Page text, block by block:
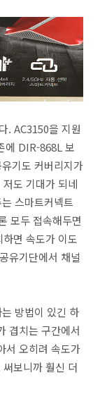
. AC3150을 지원
에 DIR-868L 보
기도 커버리지가
도 기대가 되네
스마트커넥트
모두 접속해두면
면 속도가 이도
유기단에서 채널
방법이 있긴 하
겹치는 구간에서
서 오히려 속도가
보니까 훨신 더